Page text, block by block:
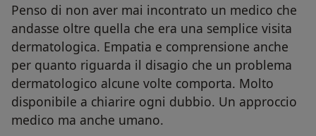
Penso di non aver mai incontrato un medico che
andasse oltre quella che era una semplice visita
dermatologica. Empatia e comprensione anche
per quanto riguarda il disagio che un problema
dermatologico alcune volte comporta. Molto
disponibile a chiarire ogni dubbio. Un approccio
medico ma anche umano.